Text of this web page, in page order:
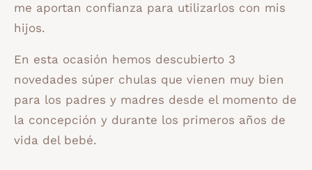
me aportan confianza para utilizarlos con mis
hijos.
En esta ocasión hemos descubierto 3
novedades súper chulas que vienen muy bien
para los padres y madres desde el momento de
la concepción y durante los primeros años de
vida del bebé.